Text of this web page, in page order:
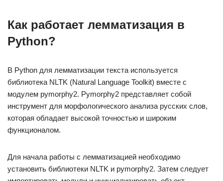
Как работает лемматизация в
Python?
В Python для лемматизации текста используется
библиотека NLTK (Natural Language Toolkit) вместе с
модулем pymorphy2. Pymorphy2 представляет собой
инструмент для морфологического анализа русских слов,
которая обладает высокой точностью и широким
функционалом.
Для начала работы с лемматизацией необходимо
установить библиотеки NLTK и pymorphy2. Затем следует